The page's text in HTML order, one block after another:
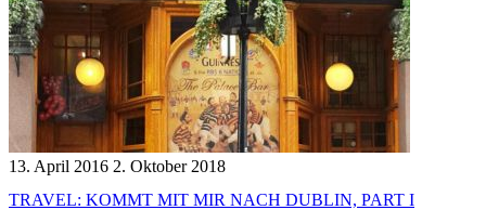
13. April 2016 2. Oktober 2018
TRAVEL: KOMMT MIT MIR NACH DUBLIN, PART I